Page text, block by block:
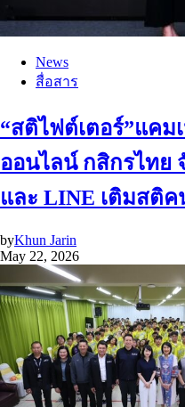
News
สื่อสาร
“สติไฟต์เตอร์”แค
ออนไลน์ กสิกรไทย
และ LINE เติมสติ
byKhun Jarin
May 22, 2026